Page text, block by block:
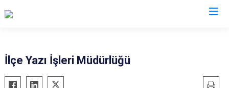
Ağaçören
İlçe Yazı İşleri Müdürlüğü